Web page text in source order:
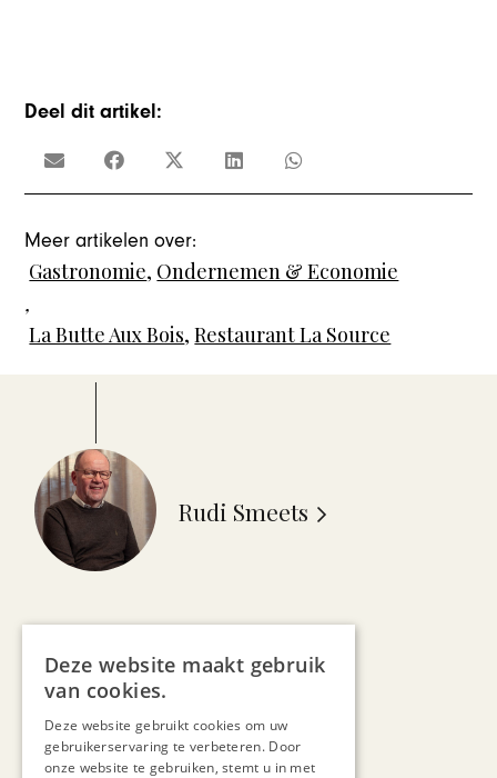
Deel dit artikel:
Meer artikelen over:
Gastronomie, Ondernemen & Economie
,
La Butte Aux Bois,Restaurant La Source
Rudi Smeets
Recent nieuws
Deze website maakt gebruik
van cookies.
Deze website gebruikt cookies om uw
gebruikerservaring te verbeteren. Door
onze website te gebruiken, stemt u in met